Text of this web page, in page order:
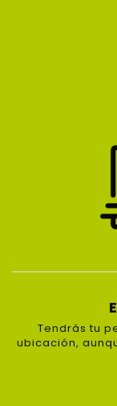
Tendrás tu
ubicación,